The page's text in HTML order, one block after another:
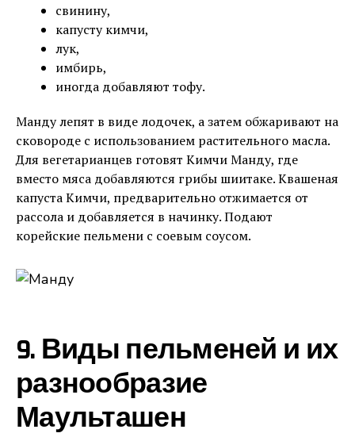
свинину,
капусту кимчи,
лук,
имбирь,
иногда добавляют тофу.
Манду лепят в виде лодочек, а затем обжаривают на
сковороде с использованием растительного масла.
Для вегетарианцев готовят Кимчи Манду, где
вместо мяса добавляются грибы шиитаке. Квашеная
капуста Кимчи, предварительно отжимается от
рассола и добавляется в начинку. Подают
корейские пельмени с соевым соусом.
9. Виды пельменей и их
разнообразие
Маульташен